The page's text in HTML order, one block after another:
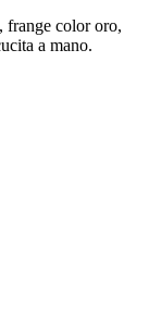
frange color oro,
a mano.